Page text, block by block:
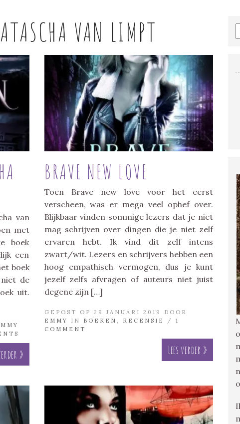
VAN LIMPT
van
met
boek
een
boek
de
uit.
»
BRAVE NEW LOVE
Toen Brave new love voor het eerst
verscheen, was er mega veel ophef over.
Blijkbaar vinden sommige lezers dat je niet
mag schrijven over dingen die je niet zelf
ervaren hebt. Ik vind dit zelf intens
zwart/wit. Lezers en schrijvers hebben een
hoog empathisch vermogen, dus je kunt
jezelf zelfs afvragen of auteurs niet juist
degene zijn […]
GEPOST OP 29 JANUARI 2019 DOOR
EMMY
IN BOEKEN , RECENSIE / 1
COMMENT
Lees verder »
a